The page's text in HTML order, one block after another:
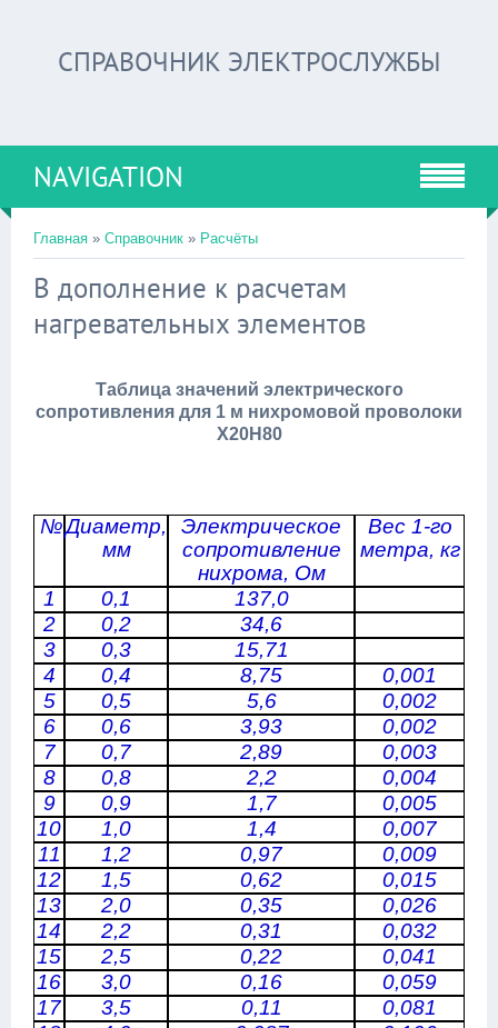
СПРАВОЧНИК ЭЛЕКТРОСЛУЖБЫ
NAVIGATION
Главная » Справочник » Расчёты
В дополнение к расчетам
нагревательных элементов
Таблица значений электрического
сопротивления для 1 м нихромовой проволоки
Х20Н80
№Диаметр,
мм
Электрическое
сопротивление
нихрома, Ом
Вес 1-го
метра, кг
1 0,1
137,0
2
0,2
34,6
3
0,3
15,71
4
0,4 8,75
0,001
5
0,5 5,6
0,002
6
0,6 3,93
0,002
7
0,7 2,89
0,003
8
0,8 2,2
0,004
9
0,9 1,7
0,005
10
1,0 1,4
0,007
11
1,2 0,97
0,009
12
1,5 0,62
0,015
13
2,0 0,35
0,026
14
2,2 0,31
0,032
15
2,5 0,22
0,041
16
3,0 0,16
0,059
17
3,5 0,11
0,081